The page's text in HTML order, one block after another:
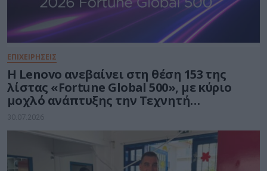
ΕΠΙΧΕΙΡΗΣΕΙΣ
Η Lenovo ανεβαίνει στη θέση 153 της
λίστας «Fortune Global 500», με κύριο
μοχλό ανάπτυξης την Τεχνητή
Νοημοσύνη
30.07.2026